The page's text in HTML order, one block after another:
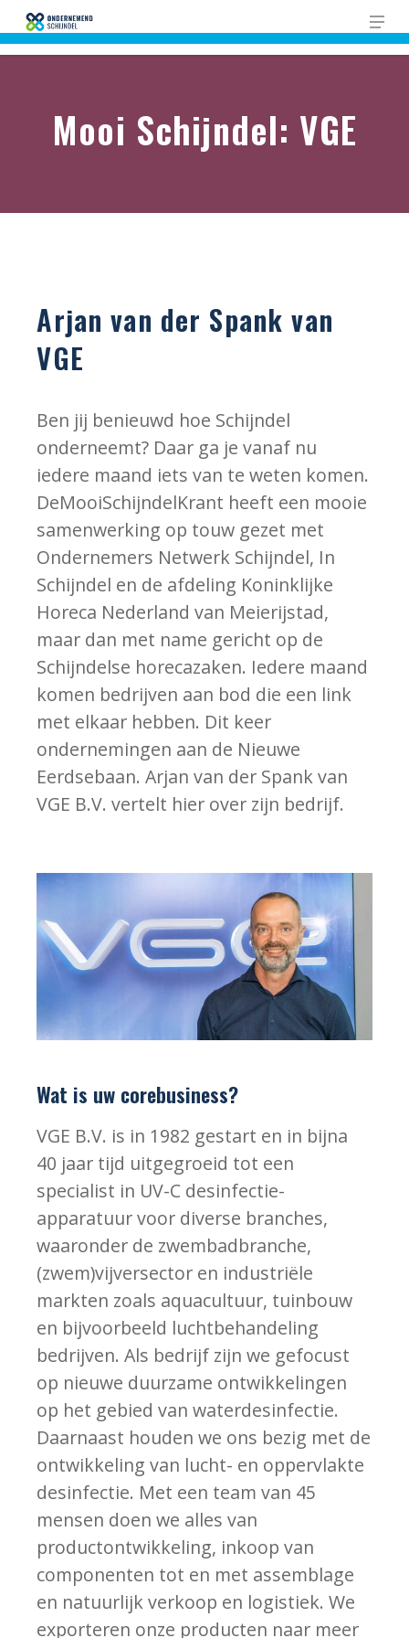
Skip
to
Mooi Schijndel: VGE
Arjan van der Spank van
VGE
Ben jij benieuwd hoe Schijndel
onderneemt? Daar ga je vanaf nu
iedere maand iets van te weten komen.
DeMooiSchijndelKrant heeft een mooie
samenwerking op touw gezet met
Ondernemers Netwerk Schijndel, In
Schijndel en de afdeling Koninklijke
Horeca Nederland van Meierijstad,
maar dan met name gericht op de
Schijndelse horecazaken. Iedere maand
komen bedrijven aan bod die een link
met elkaar hebben. Dit keer
ondernemingen aan de Nieuwe
Eerdsebaan. Arjan van der Spank van
VGE B.V. vertelt hier over zijn bedrijf.
Wat is uw corebusiness?
VGE B.V. is in 1982 gestart en in bijna
40 jaar tijd uitgegroeid tot een
specialist in UV-C desinfectie-
apparatuur voor diverse branches,
waaronder de zwembadbranche,
(zwem)vijversector en industriële
markten zoals aquacultuur, tuinbouw
en bijvoorbeeld luchtbehandeling
bedrijven. Als bedrijf zijn we gefocust
op nieuwe duurzame ontwikkelingen
op het gebied van waterdesinfectie.
Daarnaast houden we ons bezig met de
ontwikkeling van lucht- en oppervlakte
desinfectie. Met een team van 45
mensen doen we alles van
productontwikkeling, inkoop van
componenten tot en met assemblage
en natuurlijk verkoop en logistiek. We
exporteren onze producten naar meer
Close